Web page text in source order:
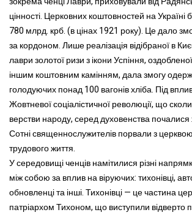
цінності. Церковних коштовностей на
780 млрд. крб. (в цінах 1921 року). Це дало
за кордоном. Лише реалізація відібраної в
лаври золотої ризи з ікони Успіння,
іншим коштовним камінням, дала змогу
голодуючих понад 100 вагонів хліба. Під
Жовтневої соціалістичної революції, що
верстви народу, серед духовенства почалися
Сотні священнослужителів порвали з
трудового життя.
У середовищі ченців намітилися різні
між собою за вплив на віруючих: тихонівці,
обновленці та інші. Тихонівці — це частина
патріархом Тихоном, що виступили відверто